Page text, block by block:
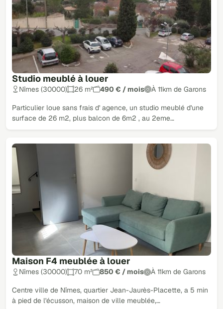
Studio meublé à louer
Nîmes (30000) 26 m² 490 € / mois À 11km de Garons
Particulier loue sans frais d' agence, un studio meublé d'une
surface de 26 m2, plus balcon de 6m2 , au 2eme…
Maison F4 meublée à louer
Nîmes (30000) 70 m² 850 € / mois À 11km de Garons
Centre ville de Nîmes, quartier Jean-Jaurès-Placette, a 5 min
à pied de l'écusson, maison de ville meublée,…